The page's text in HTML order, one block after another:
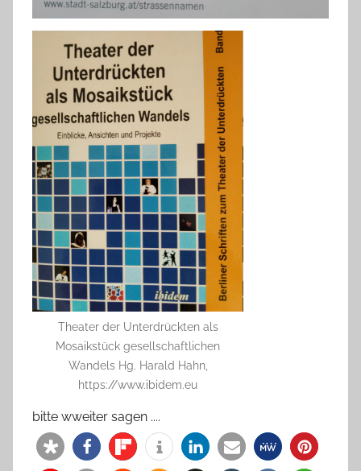
Theater der Unterdrückten als
Mosaikstück gesellschaftlichen
Wandels Hg. Harald Hahn,
https://www.ibidem.eu
bitte wweiter sagen ....